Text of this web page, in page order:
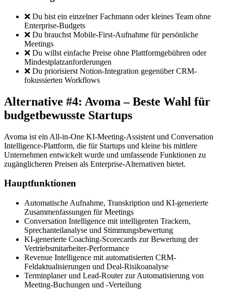
❌ Du bist ein einzelner Fachmann oder kleines Team ohne
Enterprise-Budgets
❌ Du brauchst Mobile-First-Aufnahme für persönliche
Meetings
❌ Du willst einfache Preise ohne Plattformgebühren oder
Mindestplatzanforderungen
❌ Du priorisierst Notion-Integration gegenüber CRM-
fokussierten Workflows
Alternative #4: Avoma – Beste Wahl für
budgetbewusste Startups
Avoma ist ein All-in-One KI-Meeting-Assistent und Conversation
Intelligence-Plattform, die für Startups und kleine bis mittlere
Unternehmen entwickelt wurde und umfassende Funktionen zu
zugänglicheren Preisen als Enterprise-Alternativen bietet.
Hauptfunktionen
Automatische Aufnahme, Transkription und KI-generierte
Zusammenfassungen für Meetings
Conversation Intelligence mit intelligenten Trackern,
Sprechanteilanalyse und Stimmungsbewertung
KI-generierte Coaching-Scorecards zur Bewertung der
Vertriebsmitarbeiter-Performance
Revenue Intelligence mit automatisierten CRM-
Feldaktualisierungen und Deal-Risikoanalyse
Terminplaner und Lead-Router zur Automatisierung von
Meeting-Buchungen und -Verteilung